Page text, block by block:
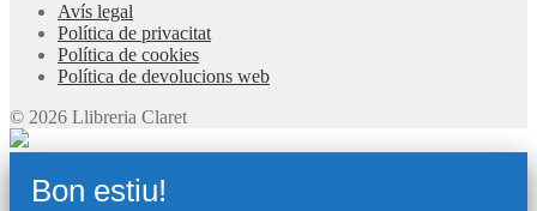
Avís legal
Política de privacitat
Política de cookies
Política de devolucions web
© 2026 Llibreria Claret
Bon estiu!